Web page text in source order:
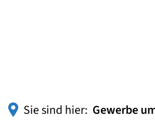
Sie sind hier: Gewerbe